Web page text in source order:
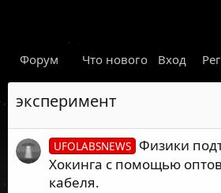
Форум Что нового Гарант
Вход
эксперимент
UFOLABSNEWS Физики
Хокинга с помощью
кабеля.